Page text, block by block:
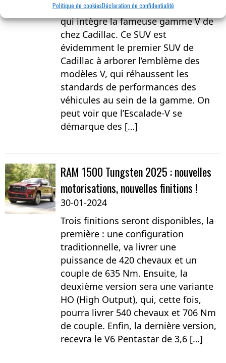
Politique de cookiesDéclaration de confidentialité
luxueuse et (encore) plus puissante
qui intègre la fameuse gamme V de
chez Cadillac. Ce SUV est
évidemment le premier SUV de
Cadillac à arborer l’emblème des
modèles V, qui réhaussent les
standards de performances des
véhicules au sein de la gamme. On
peut voir que l’Escalade-V se
démarque des […]
RAM 1500 Tungsten 2025 : nouvelles
motorisations, nouvelles finitions !
30-01-2024
Trois finitions seront disponibles, la
première : une configuration
traditionnelle, va livrer une
puissance de 420 chevaux et un
couple de 635 Nm. Ensuite, la
deuxième version sera une variante
HO (High Output), qui, cette fois,
pourra livrer 540 chevaux et 706 Nm
de couple. Enfin, la dernière version,
recevra le V6 Pentastar de 3,6 […]